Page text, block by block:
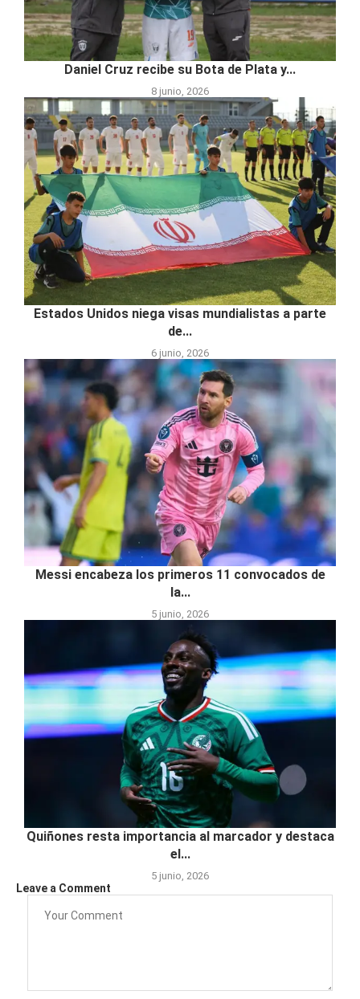
Daniel Cruz recibe su Bota de Plata y...
8 junio, 2026
Estados Unidos niega visas mundialistas a parte
de...
6 junio, 2026
Messi encabeza los primeros 11 convocados de
la...
5 junio, 2026
Quiñones resta importancia al marcador y destaca
el...
5 junio, 2026
Leave a Comment